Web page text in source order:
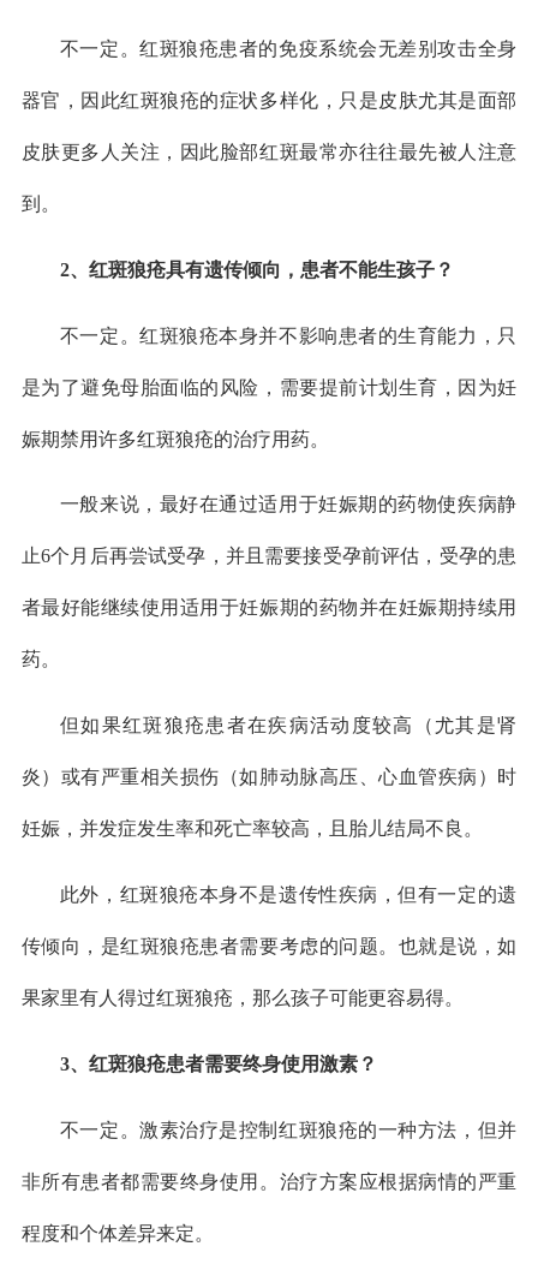
不一定。红斑狼疮患者的免疫系统会无差别攻击全身
器官，因此红斑狼疮的症状多样化，只是皮肤尤其是面部
皮肤更多人关注，因此脸部红斑最常亦往往最先被人注意
到。
2、红斑狼疮具有遗传倾向，患者不能生孩子？
不一定。红斑狼疮本身并不影响患者的生育能力，只
是为了避免母胎面临的风险，需要提前计划生育，因为妊
娠期禁用许多红斑狼疮的治疗用药。
一般来说，最好在通过适用于妊娠期的药物使疾病静
止6个月后再尝试受孕，并且需要接受孕前评估，受孕的患
者最好能继续使用适用于妊娠期的药物并在妊娠期持续用
药。
但如果红斑狼疮患者在疾病活动度较高（尤其是肾
炎）或有严重相关损伤（如肺动脉高压、心血管疾病）时
妊娠，并发症发生率和死亡率较高，且胎儿结局不良。
此外，红斑狼疮本身不是遗传性疾病，但有一定的遗
传倾向，是红斑狼疮患者需要考虑的问题。也就是说，如
果家里有人得过红斑狼疮，那么孩子可能更容易得。
3、红斑狼疮患者需要终身使用激素？
不一定。激素治疗是控制红斑狼疮的一种方法，但并
非所有患者都需要终身使用。治疗方案应根据病情的严重
程度和个体差异来定。